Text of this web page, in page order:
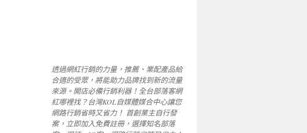
透過網紅行銷的力量，推薦、業配產品給
合適的受眾，將能助力品牌找到新的流量
來源。開店必備行銷利器！全台部落客網
紅哪裡找？台灣KOL自媒體媒合中心讓您
網路行銷省時又省力！ 首創業主自行發
案，立即加入免費註冊，選擇知名部落